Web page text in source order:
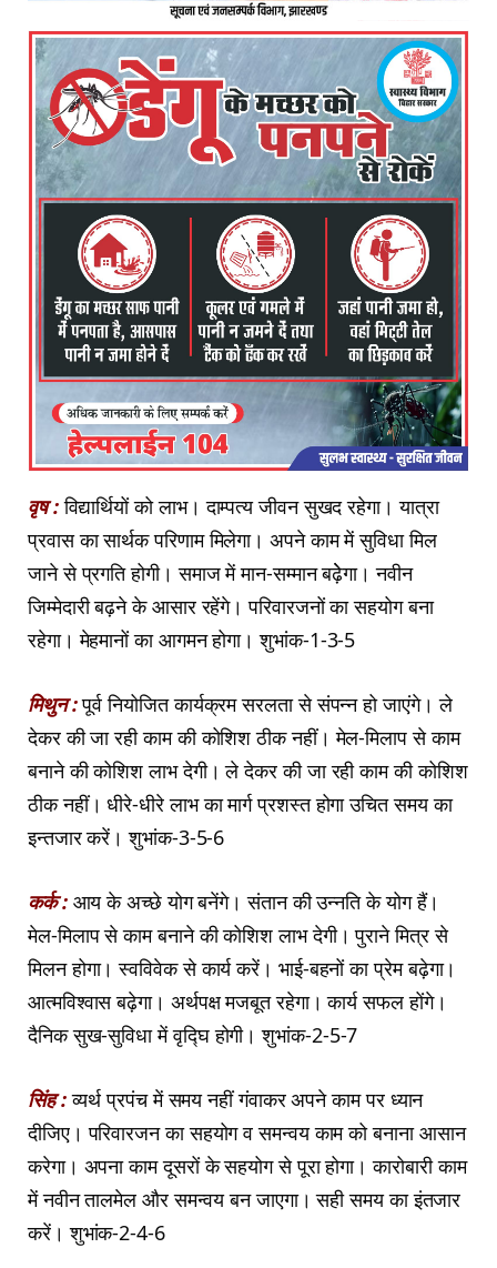
वृष : विद्यार्थियों को लाभ। दाम्पत्य जीवन सुखद रहेगा। यात्रा
प्रवास का सार्थक परिणाम मिलेगा। अपने काम में सुविधा मिल
जाने से प्रगति होगी। समाज में मान-सम्मान बढ़ेेगा। नवीन
जिम्मेदारी बढ़ने के आसार रहेंगे। परिवारजनों का सहयोग बना
रहेगा। मेहमानों का आगमन होगा। शुभांक-1-3-5
मिथुन : पूर्व नियोजित कार्यक्रम सरलता से संपन्न हो जाएंगे। ले
देकर की जा रही काम की कोशिश ठीक नहीं। मेल-मिलाप से काम
बनाने की कोशिश लाभ देगी। ले देकर की जा रही काम की कोशिश
ठीक नहीं। धीरे-धीरे लाभ का मार्ग प्रशस्त होगा उचित समय का
इन्तजार करें। शुभांक-3-5-6
कर्क :आय के अच्छे योग बनेंगे। संतान की उन्नति के योग हैं।
मेल-मिलाप से काम बनाने की कोशिश लाभ देगी। पुराने मित्र से
मिलन होगा। स्वविवेक से कार्य करें। भाई-बहनों का प्रेम बढ़ेगा।
आत्मविश्वास बढ़ेगा। अर्थपक्ष मजबूत रहेगा। कार्य सफल होंगे।
दैनिक सुख-सुविधा में वृद्घि होगी। शुभांक-2-5-7
सिंह : व्यर्थ प्रपंच में समय नहीं गंवाकर अपने काम पर ध्यान
दीजिए। परिवारजन का सहयोग व समन्वय काम को बनाना आसान
करेगा। अपना काम दूसरों के सहयोग से पूरा होगा। कारोबारी काम
में नवीन तालमेल और समन्वय बन जाएगा। सही समय का इंतजार
करें। शुभांक-2-4-6